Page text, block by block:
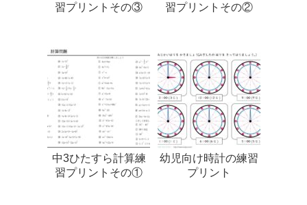
習プリントその③
習プリントその②
中3ひたすら計算練
習プリントその①
幼児向け時計の練習
プリント